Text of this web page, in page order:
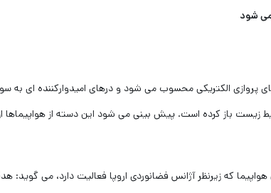
شود
پروازی الکتریکی محسوب می شود و درهای امیدوارکننده ای به
هواپیما که زیرنظر آژانس فضانوردی اروپا فعالیت دارد، می